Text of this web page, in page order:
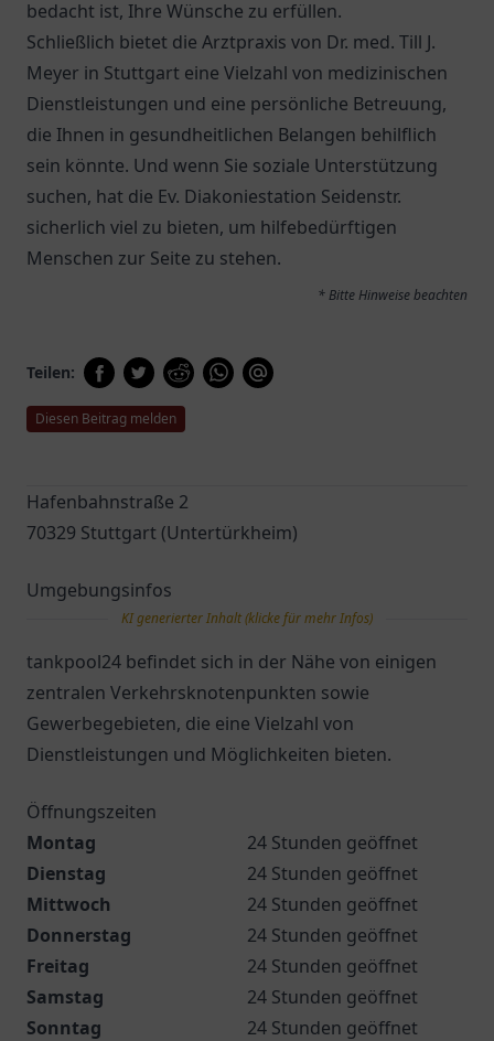
bedacht ist, Ihre Wünsche zu erfüllen.
Schließlich bietet die Arztpraxis von Dr. med. Till J.
Meyer in Stuttgart eine Vielzahl von medizinischen
Dienstleistungen und eine persönliche Betreuung,
die Ihnen in gesundheitlichen Belangen behilflich
sein könnte. Und wenn Sie soziale Unterstützung
suchen, hat die Ev. Diakoniestation Seidenstr.
sicherlich viel zu bieten, um hilfebedürftigen
Menschen zur Seite zu stehen.
* Bitte Hinweise beachten
Teilen:
Diesen Beitrag melden
Hafenbahnstraße 2
70329 Stuttgart (Untertürkheim)
Umgebungsinfos
KI generierter Inhalt (klicke für mehr Infos)
tankpool24 befindet sich in der Nähe von einigen
zentralen Verkehrsknotenpunkten sowie
Gewerbegebieten, die eine Vielzahl von
Dienstleistungen und Möglichkeiten bieten.
Öffnungszeiten
Montag
24 Stunden geöffnet
Dienstag
24 Stunden geöffnet
Mittwoch
24 Stunden geöffnet
Donnerstag
24 Stunden geöffnet
Freitag
24 Stunden geöffnet
Samstag
24 Stunden geöffnet
Sonntag
24 Stunden geöffnet